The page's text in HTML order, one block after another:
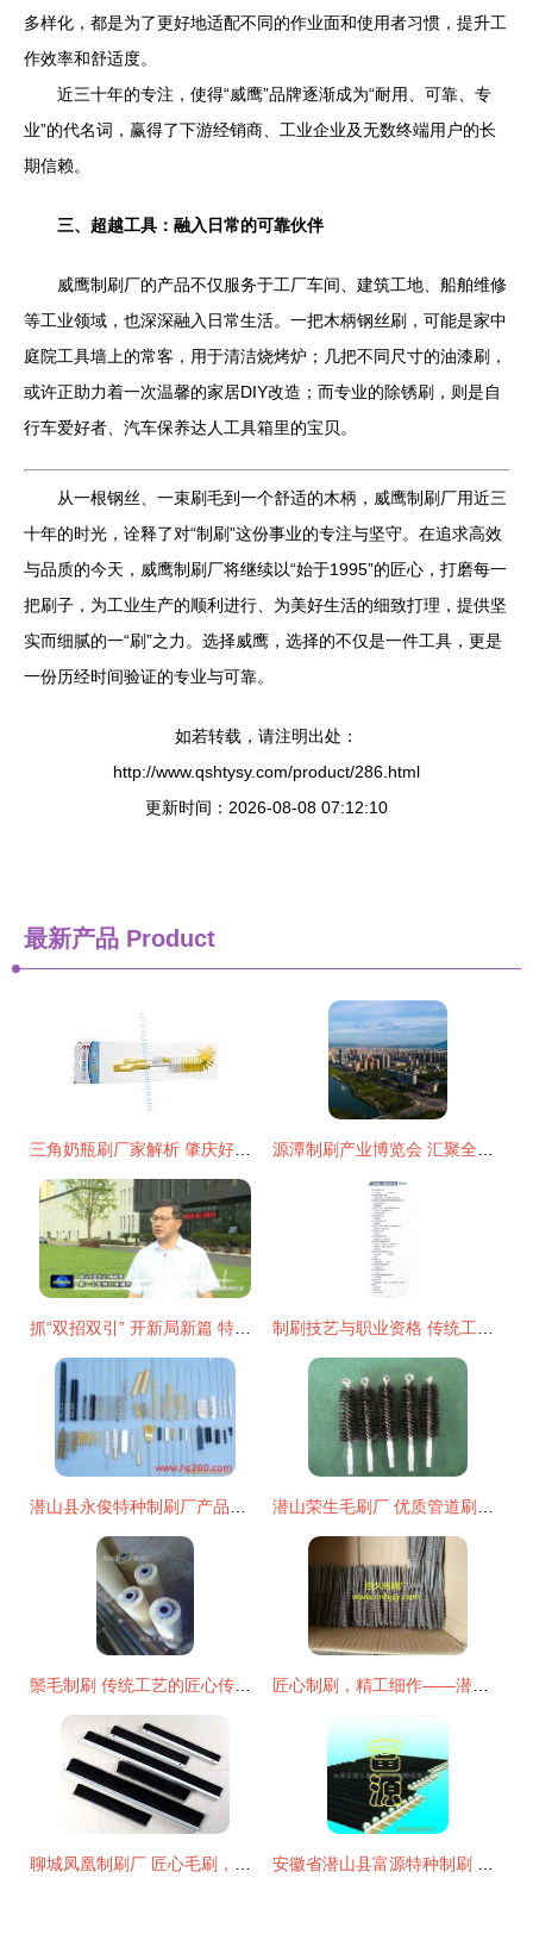
多样化，都是为了更好地适配不同的作业面和使用者习惯，提升工
作效率和舒适度。
近三十年的专注，使得“威鹰”品牌逐渐成为“耐用、可靠、专
业”的代名词，赢得了下游经销商、工业企业及无数终端用户的长
期信赖。
三、超越工具：融入日常的可靠伙伴
威鹰制刷厂的产品不仅服务于工厂车间、建筑工地、船舶维修
等工业领域，也深深融入日常生活。一把木柄钢丝刷，可能是家中
庭院工具墙上的常客，用于清洁烧烤炉；几把不同尺寸的油漆刷，
或许正助力着一次温馨的家居DIY改造；而专业的除锈刷，则是自
行车爱好者、汽车保养达人工具箱里的宝贝。
从一根钢丝、一束刷毛到一个舒适的木柄，威鹰制刷厂用近三
十年的时光，诠释了对“制刷”这份事业的专注与坚守。在追求高效
与品质的今天，威鹰制刷厂将继续以“始于1995”的匠心，打磨每一
把刷子，为工业生产的顺利进行、为美好生活的细致打理，提供坚
实而细腻的一“刷”之力。选择威鹰，选择的不仅是一件工具，更是
一份历经时间验证的专业与可靠。
如若转载，请注明出处：
http://www.qshtysy.com/product/286.html
更新时间：2026-08-08 07:12:10
最新产品 Product